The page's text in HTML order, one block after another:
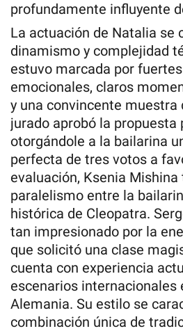
profundamente influyente
La actuación de Natalia se
dinamismo y complejidad
estuvo marcada por
emocionales, claros
y una convincente muestra
jurado aprobó la propuesta
otorgándole a la bailarina
perfecta de tres votos a
evaluación, Ksenia Mishina
paralelismo entre la
histórica de Cleopatra.
tan impresionado por la
que solicitó una clase
cuenta con experiencia
escenarios internacionales
Alemania. Su estilo se
combinación única de